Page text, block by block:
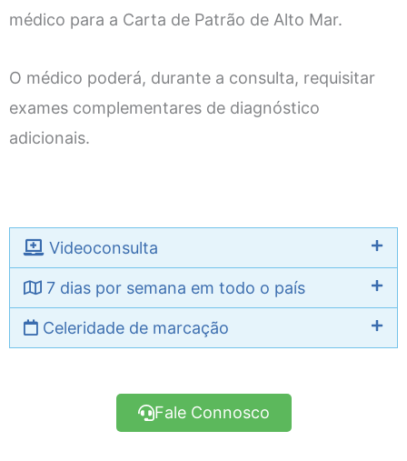
médico para a Carta de Patrão de Alto Mar.
O médico poderá, durante a consulta, requisitar
exames complementares de diagnóstico
adicionais.
Videoconsulta
7 dias por semana em todo o país
Celeridade de marcação
Fale Connosco